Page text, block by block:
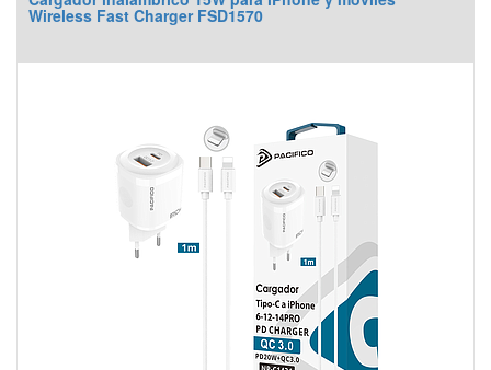
Wireless Fast Charger FSD1570